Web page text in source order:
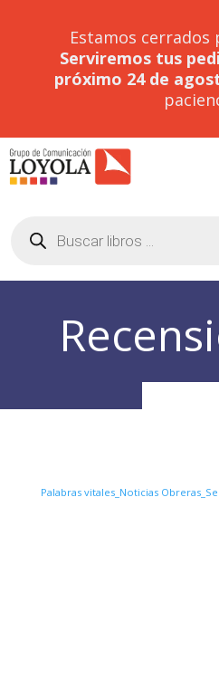
Estamos cerrados
Serviremos tus
próximo 24 de
productos
Palabras vitales_Noticias